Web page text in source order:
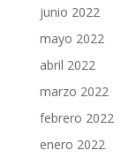
junio 2022
mayo 2022
abril 2022
marzo 2022
febrero 2022
enero 2022